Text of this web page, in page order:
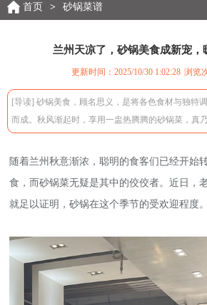
首页 > 砂锅菜谱
兰州天凉了，砂锅美食成新宠，
更新时间：2025/10/30 1:02:28 浏览
[导读] 砂锅美食，顾名思义，是将各色食材与独特
而成。秋风渐起时，享用一盅热腾腾的砂锅菜，真
随着兰州秋意渐浓，聪明的食客们已经开始
食，而砂锅菜无疑是其中的佼佼者。近日，
就足以证明，砂锅在这个季节的受欢迎程度。